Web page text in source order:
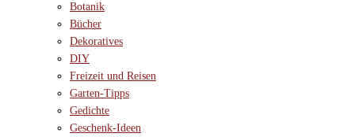
Botanik
Bücher
Dekoratives
DIY
Freizeit und Reisen
Garten-Tipps
Gedichte
Geschenk-Ideen